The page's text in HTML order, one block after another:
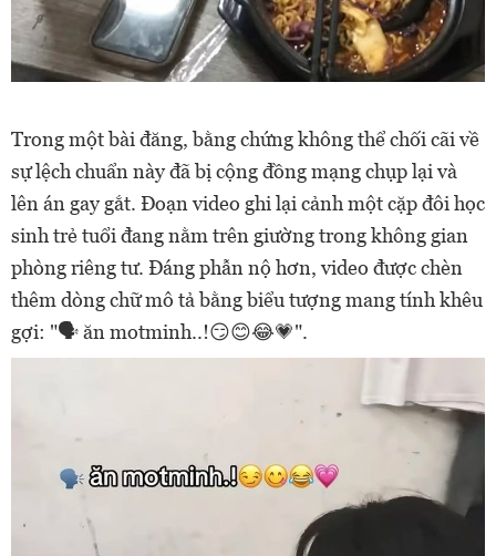
Trong một bài đăng, bằng chứng không thể chối cãi về
sự lệch chuẩn này đã bị cộng đồng mạng chụp lại và
lên án gay gắt. Đoạn video ghi lại cảnh một cặp đôi học
sinh trẻ tuổi đang nằm trên giường trong không gian
phòng riêng tư. Đáng phẫn nộ hơn, video được chèn
thêm dòng chữ mô tả bằng biểu tượng mang tính khêu
gợi: "🗣️ ăn motminh..!😏😊😂💗".